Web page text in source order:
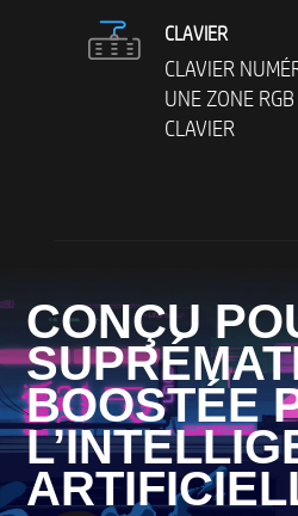
CLAVIER
CLAVIER
UNE ZONE RGB
CLAVIER
CONÇU
BOOSTÉE